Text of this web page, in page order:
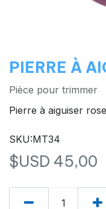
PIERRE À
Pièce pour trimmer
Pierre à aiguiser
SKU:MT34
$USD 45,00